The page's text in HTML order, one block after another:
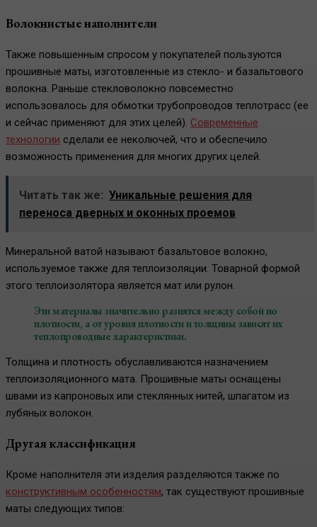
Волокнистые наполнители
Также повышенным спросом у покупателей пользуются
прошивные маты, изготовленные из стекло- и базальтового
волокна. Раньше стекловолокно повсеместно
использовалось для обмотки трубопроводов теплотрасс (ее
и сейчас применяют для этих целей). Современные
технологии сделали ее неколючей, что и обеспечило
возможность применения для многих других целей.
Читать так же: Уникальные решения для
переноса дверных и оконных проемов
Минеральной ватой называют базальтовое волокно,
используемое также для теплоизоляции. Товарной формой
этого теплоизолятора является мат или рулон.
Эти материалы значительно разнятся между собой по
плотности, а от уровня плотности и толщины зависят их
теплопроводные характеристики.
Толщина и плотность обуславливаются назначением
теплоизоляционного мата. Прошивные маты оснащены
швами из капроновых или стеклянных нитей, шпагатом из
лубяных волокон.
Другая классификация
Кроме наполнителя эти изделия разделяются также по
конструктивным особенностям, так существуют прошивные
маты следующих типов: